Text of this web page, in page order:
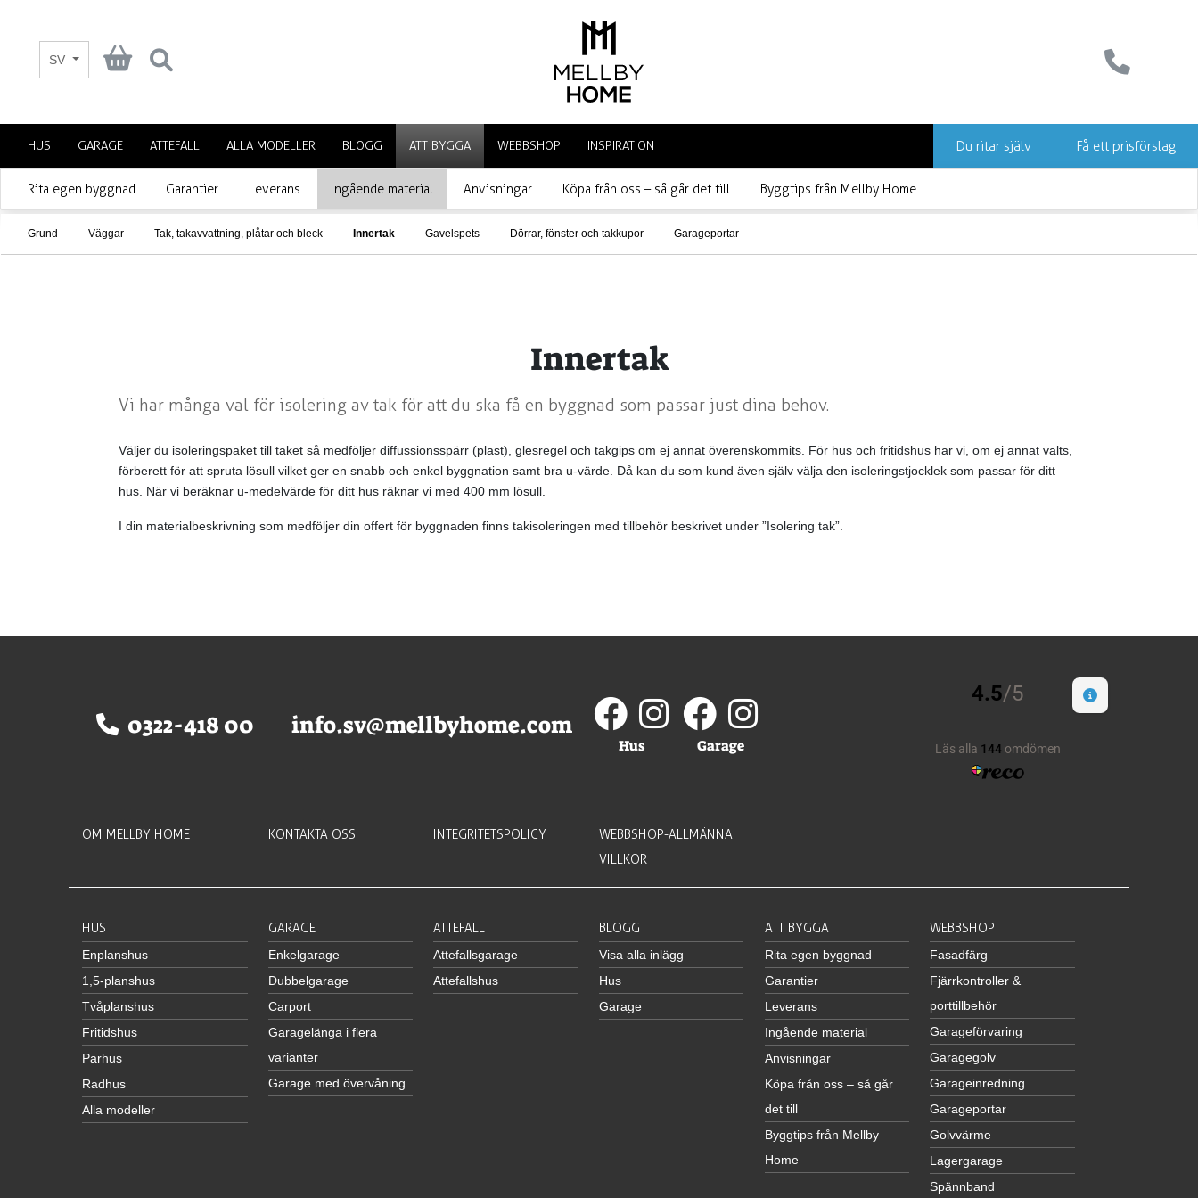
SV
HUS GARAGE ATTEFALL ALLA MODELLER BLOGG ATT BYGGA
Rita egen byggnad Garantier Leverans Ingående material
Grund Väggar Tak, takavvattning, plåtar och bleck Innertak Gavelspets Dörrar, fönster och takkupor Garageportar
Anvisningar Köpa från oss – så går det till Byggtips från Mellby Home
WEBBSHOP INSPIRATION Du ritar själv Få ett prisförslag
Innertak
Vi har många val för isolering av tak för att du ska få en byggnad som passar just dina behov.
Väljer du isoleringspaket till taket så medföljer diffussionsspärr (plast), glesregel och takgips om ej annat överenskommits. För hus och fritidshus har vi, om ej annat valts,
förberett för att spruta lösull vilket ger en snabb och enkel byggnation samt bra u-värde. Då kan du som kund även själv välja den isoleringstjocklek som passar för ditt
hus. När vi beräknar u-medelvärde för ditt hus räknar vi med 400 mm lösull.
I din materialbeskrivning som medföljer din offert för byggnaden finns takisoleringen med tillbehör beskrivet under ”Isolering tak”.
0322-418 00 info.sv@mellbyhome.com
Hus Garage
OM MELLBY HOME KONTAKTA OSS INTEGRITETSPOLICY
WEBBSHOP-ALLMÄNNA
VILLKOR
HUS
Enplanshus
1,5-planshus
Tvåplanshus
Fritidshus
Parhus
Radhus
Alla modeller
GARAGE
Enkelgarage
Dubbelgarage
Carport
Garagelänga i flera
varianter
Garage med övervåning
ATTEFALL
Attefallsgarage
Attefallshus
BLOGG
Visa alla inlägg
Hus
Garage
ATT BYGGA
Rita egen byggnad
Garantier
Leverans
Ingående material
Anvisningar
Köpa från oss – så går
det till
Byggtips från Mellby
Home
WEBBSHOP
Fasadfärg
Fjärrkontroller &
porttillbehör
Garageförvaring
Garagegolv
Garageinredning
Garageportar
Golvvärme
Lagergarage
Spännband